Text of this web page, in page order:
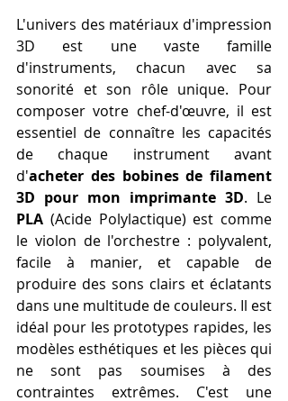
L'univers des matériaux d'impression
3D est une vaste famille
d'instruments, chacun avec sa
sonorité et son rôle unique. Pour
composer votre chef-d'œuvre, il est
essentiel de connaître les capacités
de chaque instrument avant
d'acheter des bobines de filament
3D pour mon imprimante 3D
PLA (Acide Polylactique) est comme
le violon de l'orchestre : polyvalent,
facile à manier, et capable de
produire des sons clairs et éclatants
dans une multitude de couleurs. Il est
idéal pour les prototypes rapides, les
modèles esthétiques et les pièces qui
ne sont pas soumises à des